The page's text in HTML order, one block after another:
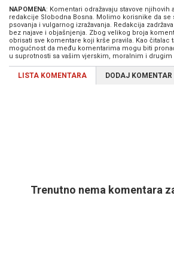
NAPOMENA: Komentari odražavaju stavove njihovih
redakcije Slobodna Bosna. Molimo korisnike da se
psovanja i vulgarnog izražavanja. Redakcija
bez najave i objašnjenja. Zbog velikog broja
obrisati sve komentare koji krše pravila. Kao čitalac
mogućnost da među komentarima mogu biti
u suprotnosti sa vašim vjerskim, moralnim i
LISTA KOMENTARA DODAJ KOMENTAR
Trenutno nema komentara